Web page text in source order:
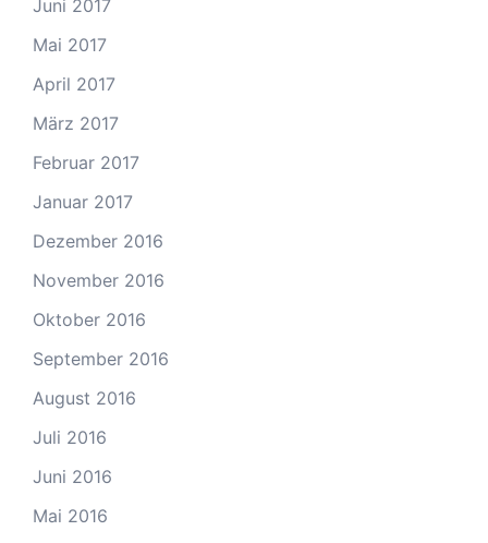
Juni 2017
Mai 2017
April 2017
März 2017
Februar 2017
Januar 2017
Dezember 2016
November 2016
Oktober 2016
September 2016
August 2016
Juli 2016
Juni 2016
Mai 2016